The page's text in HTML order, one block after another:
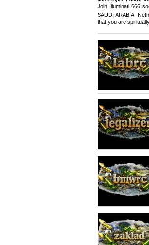
Join Illuminati 666
SAUDI ARABIA -
that you are